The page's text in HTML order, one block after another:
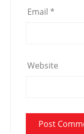
Email *
Website